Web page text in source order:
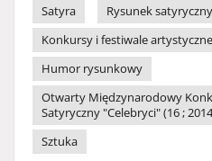
Satyra
Rysunek satyryczny
Konkursy i festiwale artystyczne
Humor rysunkowy
Otwarty Międzynarodowy
Satyryczny "Celebryci" (16 ;
Sztuka